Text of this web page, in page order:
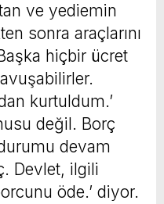
ve yediemin
sonra araçlarını
hiçbir ücret
kurtuldum.’
değil. Borç
devam
Devlet, ilgili
öde.’ diyor.